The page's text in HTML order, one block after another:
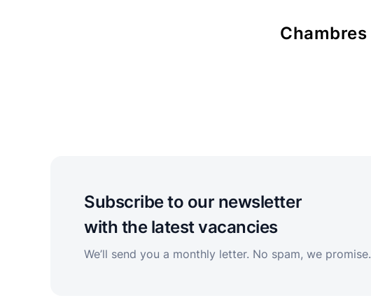
Subscribe to our newsletter
with the latest vacancies
We’ll send you a monthly letter. No spam, we promise.